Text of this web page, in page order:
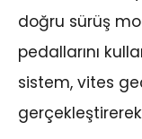
doğru sürüş
pedallarını
sistem, vites